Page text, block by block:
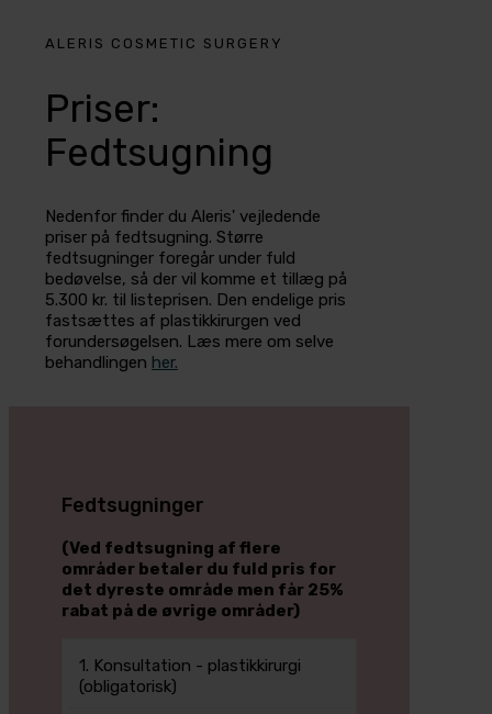
ALERIS COSMETIC SURGERY
Priser:
Fedtsugning
Nedenfor finder du Aleris' vejledende
priser på fedtsugning. Større
fedtsugninger foregår under fuld
bedøvelse, så der vil komme et tillæg på
5.300 kr. til listeprisen. Den endelige pris
fastsættes af plastikkirurgen ved
forundersøgelsen. Læs mere om selve
behandlingen her.
Fedtsugninger
(Ved fedtsugning af flere
områder betaler du fuld pris for
det dyreste område men får 25%
rabat på de øvrige områder)
Bedøvelse
1. Konsultation - plastikkirurgi
(obligatorisk)